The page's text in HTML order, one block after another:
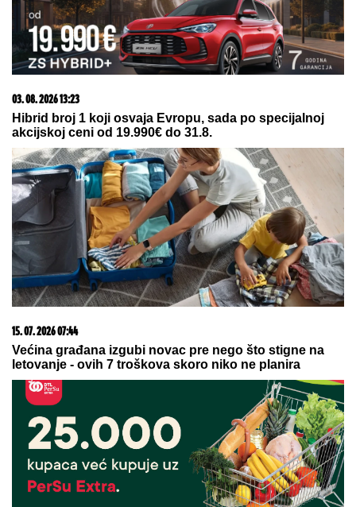
03. 08. 2026 13:23
Hibrid broj 1 koji osvaja Evropu, sada po specijalnoj
akcijskoj ceni od 19.990€ do 31.8.
15. 07. 2026 07:44
Većina građana izgubi novac pre nego što stigne na
letovanje - ovih 7 troškova skoro niko ne planira